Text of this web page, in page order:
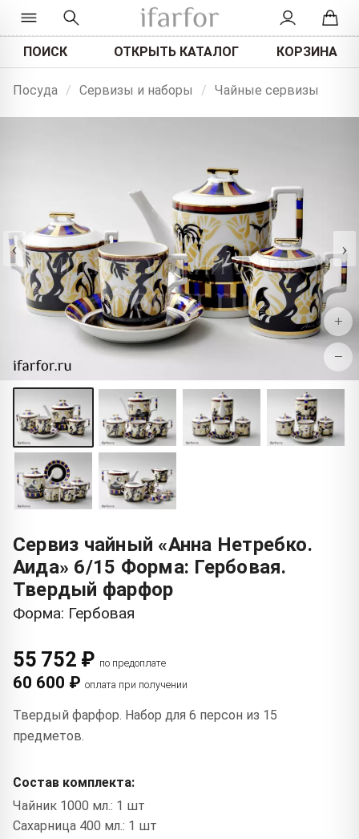
ПОИСК ОТКРЫТЬ КАТАЛОГ КОРЗИНА
Посуда / Сервизы и наборы / Чайные сервизы
‹ ›
+
−
Сервиз чайный «Анна Нетребко.
Аида» 6/15 Форма: Гербовая.
Твердый фарфор
Форма: Гербовая
55 752 ₽ по предоплате
60 600 ₽ оплата при получении
Твердый фарфор. Набор для 6 персон из 15
предметов.
Состав комплекта:
Чайник 1000 мл.: 1 шт
Сахарница 400 мл.: 1 шт